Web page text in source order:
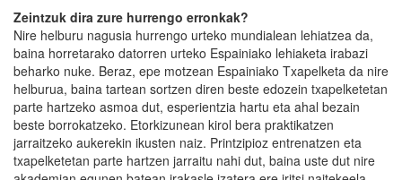
Zeintzuk dira zure hurrengo erronkak?
Nire helburu nagusia hurrengo urteko mundialean lehiatzea da,
baina horretarako datorren urteko Espainiako lehiaketa irabazi
beharko nuke. Beraz, epe motzean Espainiako Txapelketa da nire
helburua, baina tartean sortzen diren beste edozein txapelketetan
parte hartzeko asmoa dut, esperientzia hartu eta ahal bezain
beste borrokatzeko. Etorkizunean kirol bera praktikatzen
jarraitzeko aukerekin ikusten naiz. Printzipioz entrenatzen eta
txapelketetan parte hartzen jarraitu nahi dut, baina uste dut nire